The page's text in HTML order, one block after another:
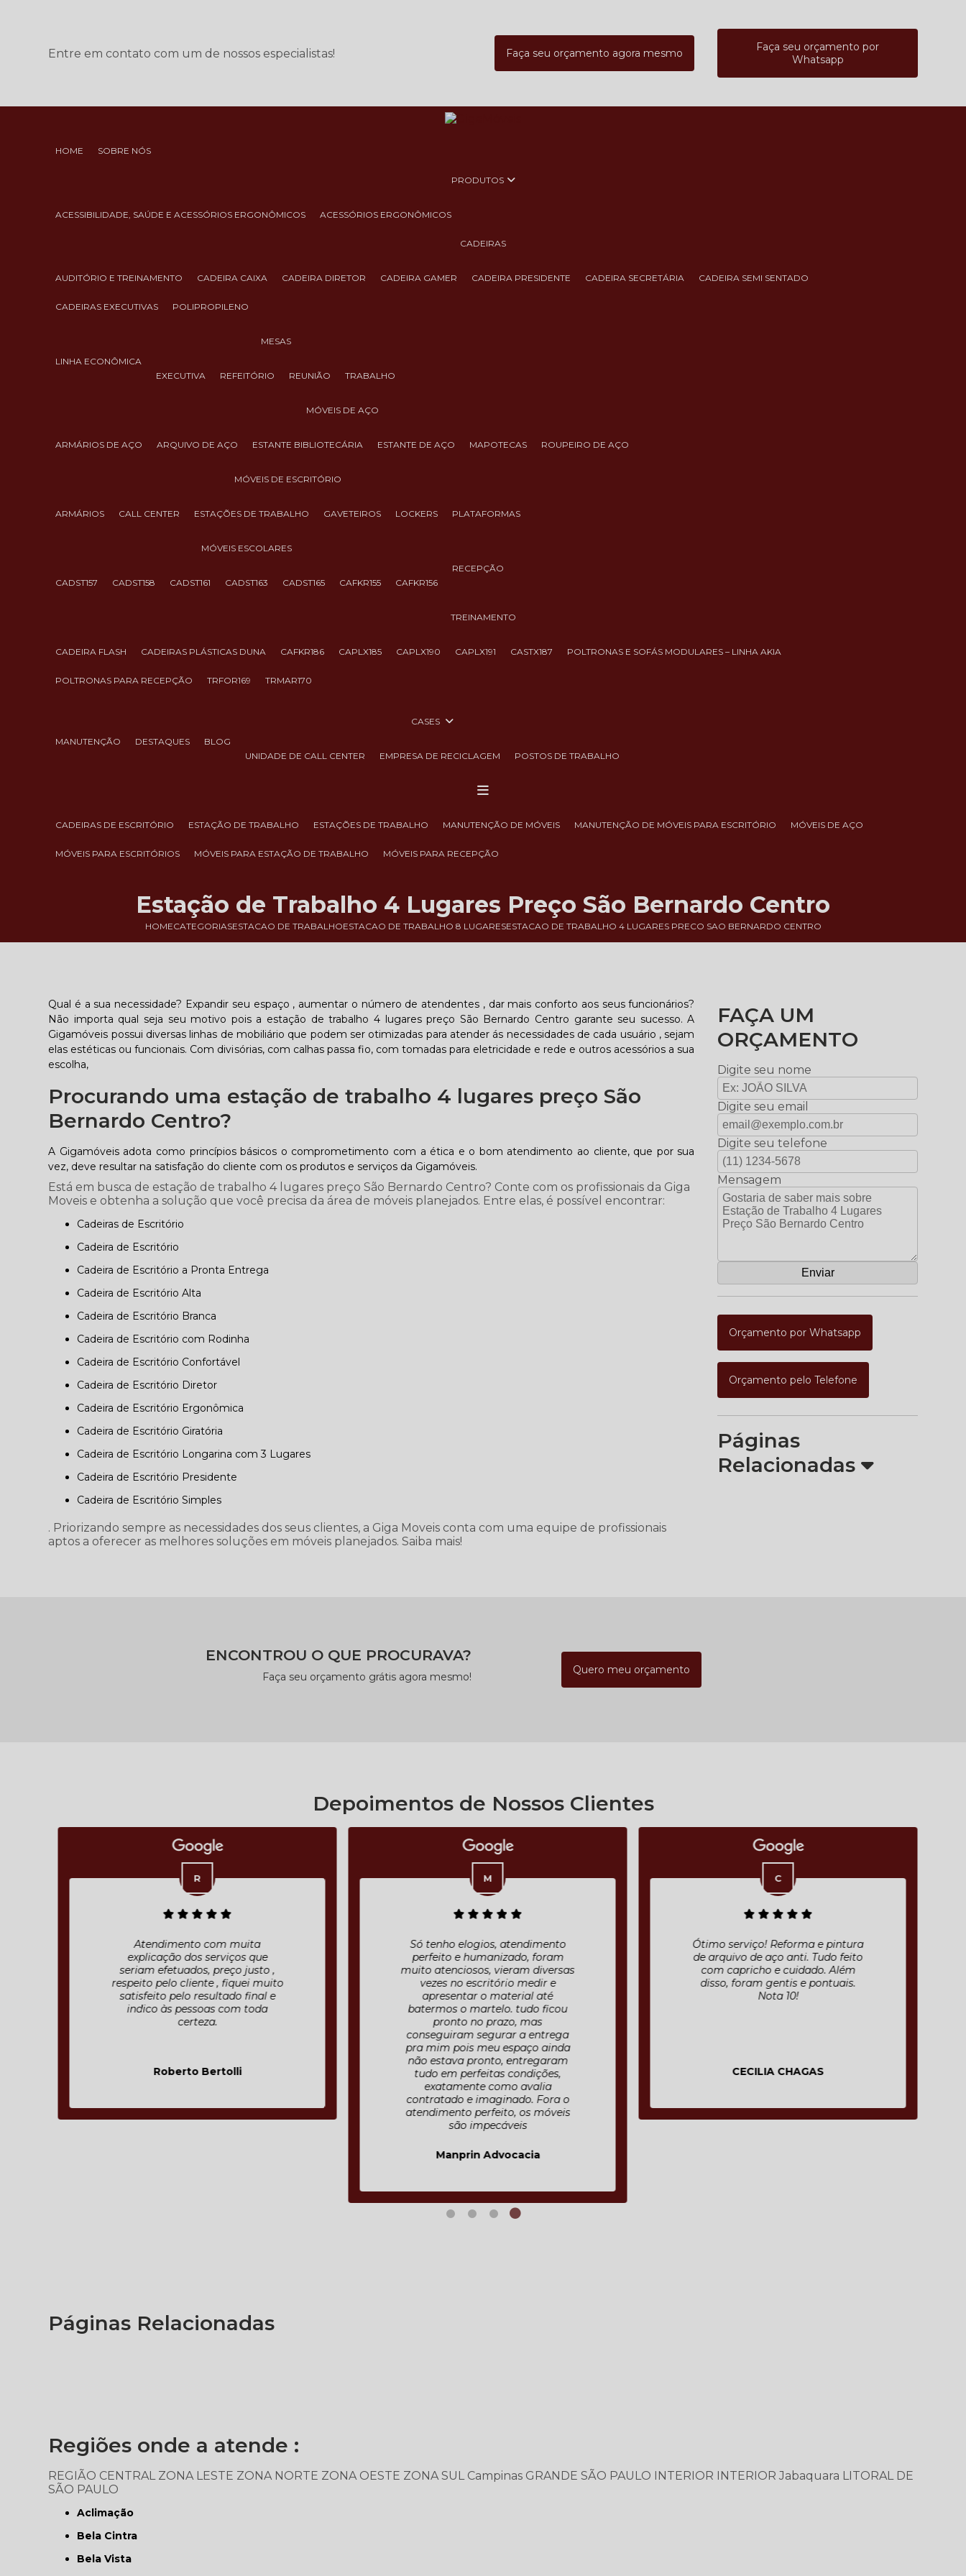
Entre em contato com um de nossos especialistas! Faça seu orçamento agora mesmo
Faça seu orçamento por
Whatsapp
HOME SOBRE NÓS
PRODUTOS
ACESSIBILIDADE, SAÚDE E ACESSÓRIOS ERGONÔMICOS ACESSÓRIOS ERGONÔMICOS
CADEIRAS
AUDITÓRIO E TREINAMENTO CADEIRA CAIXA CADEIRA DIRETOR CADEIRA GAMER CADEIRA PRESIDENTE CADEIRA SECRETÁRIA CADEIRA SEMI SENTADO
CADEIRAS EXECUTIVAS POLIPROPILENO
LINHA ECONÔMICA
MESAS
EXECUTIVA REFEITÓRIO REUNIÃO TRABALHO
MÓVEIS DE AÇO
ARMÁRIOS DE AÇO ARQUIVO DE AÇO ESTANTE BIBLIOTECÁRIA ESTANTE DE AÇO MAPOTECAS ROUPEIRO DE AÇO
MÓVEIS DE ESCRITÓRIO
ARMÁRIOS CALL CENTER ESTAÇÕES DE TRABALHO GAVETEIROS LOCKERS PLATAFORMAS
MÓVEIS ESCOLARES
CADST157 CADST158 CADST161 CADST163 CADST165 CAFKR155 CAFKR156
RECEPÇÃO
TREINAMENTO
CADEIRA FLASH CADEIRAS PLÁSTICAS DUNA CAFKR186 CAPLX185 CAPLX190 CAPLX191 CASTX187 POLTRONAS E SOFÁS MODULARES – LINHA AKIA
POLTRONAS PARA RECEPÇÃO TRFOR169 TRMAR170
MANUTENÇÃO DESTAQUES BLOG
CASES
UNIDADE DE CALL CENTER EMPRESA DE RECICLAGEM POSTOS DE TRABALHO
CADEIRAS DE ESCRITÓRIO ESTAÇÃO DE TRABALHO ESTAÇÕES DE TRABALHO MANUTENÇÃO DE MÓVEIS MANUTENÇÃO DE MÓVEIS PARA ESCRITÓRIO MÓVEIS DE AÇO
MÓVEIS PARA ESCRITÓRIOS MÓVEIS PARA ESTAÇÃO DE TRABALHO MÓVEIS PARA RECEPÇÃO
HOMECATEGORIASESTACAO DE TRABALHOESTACAO DE TRABALHO 8 LUGARESESTACAO DE TRABALHO 4 LUGARES PRECO SAO BERNARDO CENTRO
Estação de Trabalho 4 Lugares Preço São Bernardo Centro
Qual é a sua necessidade? Expandir seu espaço , aumentar o número de atendentes , dar mais conforto aos seus funcionários?
Não importa qual seja seu motivo pois a estação de trabalho 4 lugares preço São Bernardo Centro garante seu sucesso. A
Gigamóveis possui diversas linhas de mobiliário que podem ser otimizadas para atender ás necessidades de cada usuário , sejam
elas estéticas ou funcionais. Com divisórias, com calhas passa fio, com tomadas para eletricidade e rede e outros acessórios a sua
escolha,
Procurando uma estação de trabalho 4 lugares preço São
Bernardo Centro?
A Gigamóveis adota como princípios básicos o comprometimento com a ética e o bom atendimento ao cliente, que por sua
vez, deve resultar na satisfação do cliente com os produtos e serviços da Gigamóveis.
Está em busca de estação de trabalho 4 lugares preço São Bernardo Centro? Conte com os profissionais da Giga
Moveis e obtenha a solução que você precisa da área de móveis planejados. Entre elas, é possível encontrar:
Cadeiras de Escritório
Cadeira de Escritório
Cadeira de Escritório a Pronta Entrega
Cadeira de Escritório Alta
Cadeira de Escritório Branca
Cadeira de Escritório com Rodinha
Cadeira de Escritório Confortável
Cadeira de Escritório Diretor
Cadeira de Escritório Ergonômica
Cadeira de Escritório Giratória
Cadeira de Escritório Longarina com 3 Lugares
Cadeira de Escritório Presidente
Cadeira de Escritório Simples
. Priorizando sempre as necessidades dos seus clientes, a Giga Moveis conta com uma equipe de profissionais
aptos a oferecer as melhores soluções em móveis planejados. Saiba mais!
FAÇA UM
ORÇAMENTO
Digite seu nome
Digite seu email
Digite seu telefone
Mensagem
Orçamento por Whatsapp
Orçamento pelo Telefone
Páginas
Relacionadas
ENCONTROU O QUE PROCURAVA?
Faça seu orçamento grátis agora mesmo!
Quero meu orçamento
Depoimentos de Nossos Clientes
Atendimento com muita
explicação dos serviços que
seriam efetuados, preço justo ,
respeito pelo cliente , fiquei muito
satisfeito pelo resultado final e
indico às pessoas com toda
certeza.
Roberto Bertolli
Só tenho elogios, atendimento
perfeito e humanizado, foram
muito atenciosos, vieram diversas
vezes no escritório medir e
apresentar o material até
batermos o martelo. tudo ficou
pronto no prazo, mas
conseguiram segurar a entrega
pra mim pois meu espaço ainda
não estava pronto, entregaram
tudo em perfeitas condições,
exatamente como avalia
contratado e imaginado. Fora o
atendimento perfeito, os móveis
são impecáveis
Manprin Advocacia
Ótimo serviço! Reforma e pintura
de arquivo de aço anti. Tudo feito
com capricho e cuidado. Além
disso, foram gentis e pontuais.
Nota 10!
CECILIA CHAGAS
Páginas Relacionadas
Regiões onde a atende :
REGIÃO CENTRAL ZONA LESTE ZONA NORTE ZONA OESTE ZONA SUL Campinas GRANDE SÃO PAULO INTERIOR INTERIOR Jabaquara LITORAL DE
SÃO PAULO
Aclimação
Bela Cintra
Bela Vista